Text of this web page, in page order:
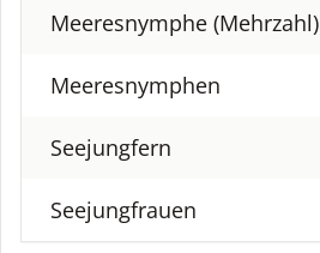
Meeresnymphe (Mehrzahl)
Meeresnymphen
Seejungfern
Seejungfrauen